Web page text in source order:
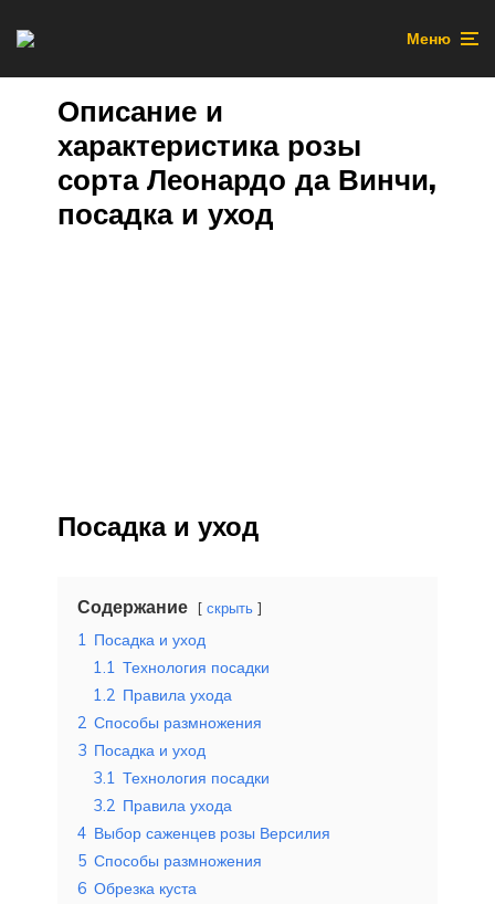
Меню
Описание и
характеристика розы
сорта Леонардо да Винчи,
посадка и уход
Посадка и уход
Содержание скрыть
1 Посадка и уход
1.1 Технология посадки
1.2 Правила ухода
2 Способы размножения
3 Посадка и уход
3.1 Технология посадки
3.2 Правила ухода
4 Выбор саженцев розы Версилия
5 Способы размножения
6 Обрезка куста